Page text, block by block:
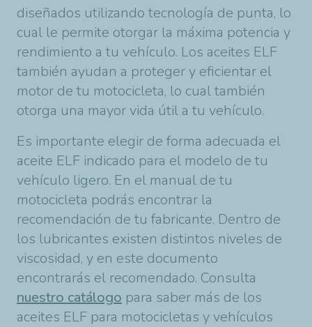
diseñados utilizando tecnología de punta, lo
cual le permite otorgar la máxima potencia y
rendimiento a tu vehículo. Los aceites ELF
también ayudan a proteger y eficientar el
motor de tu motocicleta, lo cual también
otorga una mayor vida útil a tu vehículo.
Es importante elegir de forma adecuada el
aceite ELF indicado para el modelo de tu
vehículo ligero. En el manual de tu
motocicleta podrás encontrar la
recomendación de tu fabricante. Dentro de
los lubricantes existen distintos niveles de
viscosidad, y en este documento
encontrarás el recomendado. Consulta
nuestro catálogo para saber más de los
aceites ELF para motocicletas y vehículos